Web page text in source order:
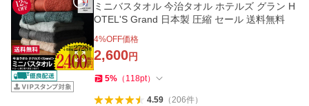
ミニバスタオル 今治タオル ホテルズ グラン H
OTEL'S Grand 日本製 圧縮 セール 送料無料
4%OFF価格
2,600円
5% （ 118pt）
4.59（206件）